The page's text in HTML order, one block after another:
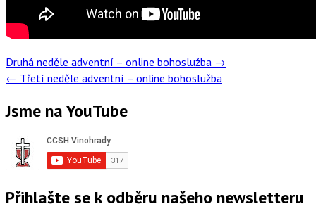
Post
navigation
Druhá neděle adventní – online bohoslužba →
← Třetí neděle adventní – online bohoslužba
Jsme na YouTube
Přihlašte se k odběru našeho newsletteru